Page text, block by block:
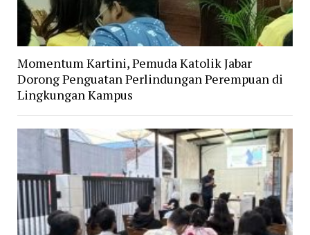
Momentum Kartini, Pemuda Katolik Jabar
Dorong Penguatan Perlindungan Perempuan di
Lingkungan Kampus